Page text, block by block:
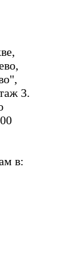
3.
в: